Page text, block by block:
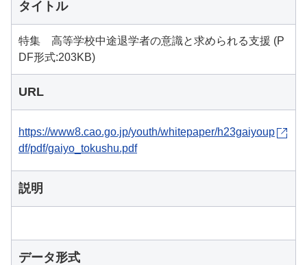
タイトル
特集 高等学校中途退学者の意識と求められる支援 (P
DF形式:203KB)
URL
https://www8.cao.go.jp/youth/whitepaper/h23gaiyoup
df/pdf/gaiyo_tokushu.pdf
説明
データ形式